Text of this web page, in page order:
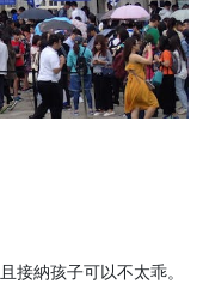
接納孩子可以不太乖。